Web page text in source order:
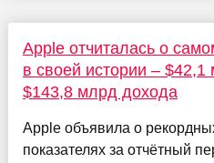
Apple отчиталась о
в своей истории –
$143,8 млрд дохода
Apple объявила о
показателях за отчётный